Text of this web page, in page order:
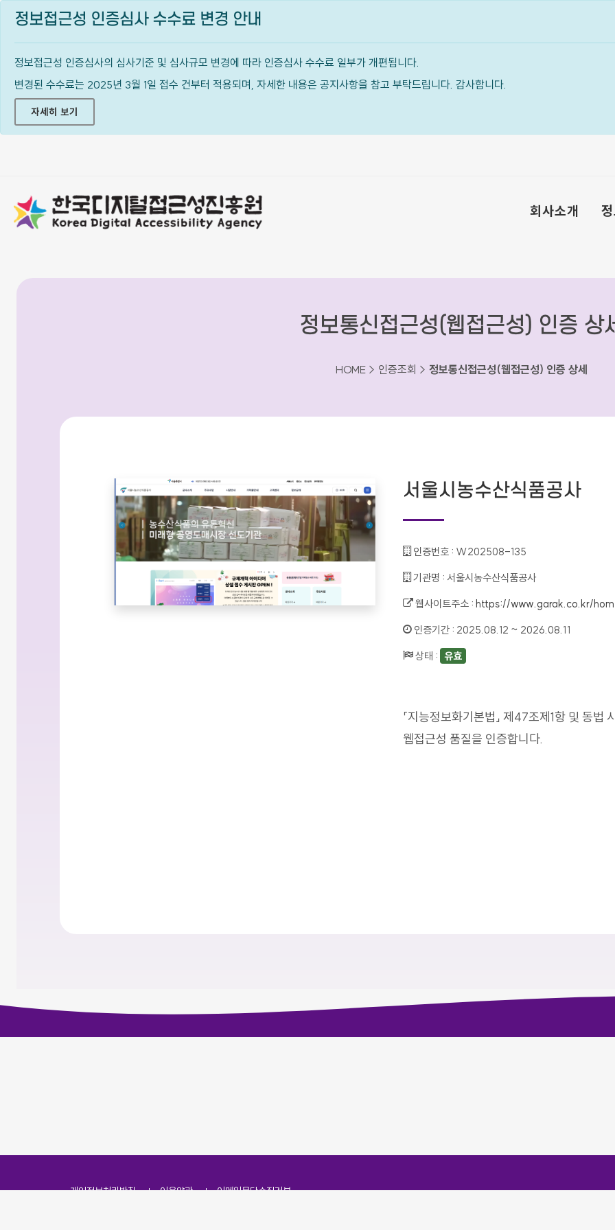
정보접근성 인증심사 수수료 변경 안내
정보접근성 인증심사의 심사기준 및 심사규모 변경에 따라 인증심사 수수료 일부가 개편됩니다.
변경된 수수료는 2025년 3월 1일 접수 건부터 적용되며, 자세한 내용은 공지사항을 참고 부탁드립니다. 감사합니다.
자세히 보기
회사소개
정보통신접근성(웹접근성) 인증 상세
HOME > 인증조회 > 정보통신접근성(웹접근성) 인증 상세
서울시농수산식품공사
인증번호 : W202508-135
기관명 :서울시농수산식품공사
웹사이트주소 :https://www.garak.co.kr/
인증기간 : 2025.08.12 ~ 2026.08.11
상태 : 유효
「지능정보화기본법」 제47조제1항 및 동
웹접근성 품질을 인증합니다.
개인정보처리방침 이용약관 이메일무단수집거부